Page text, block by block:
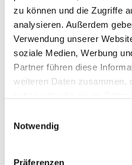
zu können und die Zugriffe
analysieren. Außerdem
Verwendung unserer
soziale Medien, Werbung
Partner führen diese
weiteren Daten zusammen,
Notwendig
Präferenzen
Saisonzeiten und
Anreise täglich, außer
Buchbare Termine
angezeigt. Der